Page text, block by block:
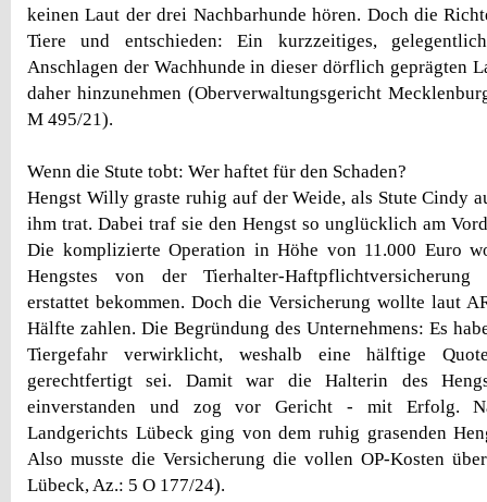
keinen Laut der drei Nachbarhunde hören. Doch die
Tiere und entschieden: Ein kurzzeitiges,
Anschlagen der Wachhunde in dieser dörflich geprägten
daher hinzunehmen (Oberverwaltungsgericht
M 495/21).
Wenn die Stute tobt: Wer haftet für den Schaden?
Hengst Willy graste ruhig auf der Weide, als Stute Cindy
ihm trat. Dabei traf sie den Hengst so unglücklich am
Die komplizierte Operation in Höhe von 11.000 Euro
Hengstes von der Tierhalter-Haftpflichtversicherung
erstattet bekommen. Doch die Versicherung wollte laut
Hälfte zahlen. Die Begründung des Unternehmens: Es
Tiergefahr verwirklicht, weshalb eine hälftige
gerechtfertigt sei. Damit war die Halterin des
einverstanden und zog vor Gericht - mit Erfolg.
Landgerichts Lübeck ging von dem ruhig grasenden
Also musste die Versicherung die vollen OP-Kosten
Lübeck, Az.: 5 O 177/24).